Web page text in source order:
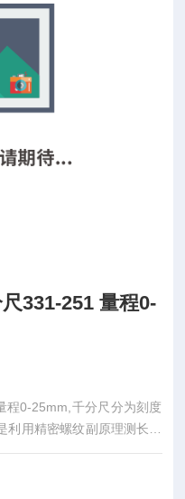
331-251 量程0-
程0-25mm,千分尺分为刻度
用精密螺纹副原理测长的
尺是测量系统中应用了光栅